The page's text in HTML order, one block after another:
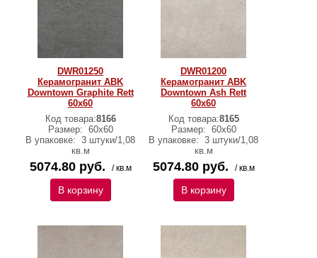
DWR01250
Керамогранит ABK
Downtown Graphite Rett
60х60
Код товара:8166
Размер: 60х60
В упаковке: 3 штуки/1,08
кв.м
5074.80 руб. / кв.м
В корзину
DWR01200
Керамогранит ABK
Downtown Ash Rett
60х60
Код товара:8165
Размер: 60х60
В упаковке: 3 штуки/1,08
кв.м
5074.80 руб. / кв.м
В корзину